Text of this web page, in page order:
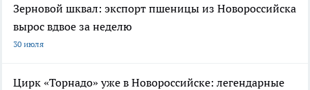
Зерновой шквал: экспорт пшеницы из Новороссийска
вырос вдвое за неделю
30 июля
Цирк «Торнадо» уже в Новороссийске: легендарные